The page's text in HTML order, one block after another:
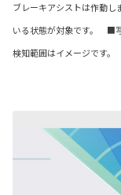
ブレーキアシストは作動
いる状態が対象です。 ■
検知範囲はイメージです。